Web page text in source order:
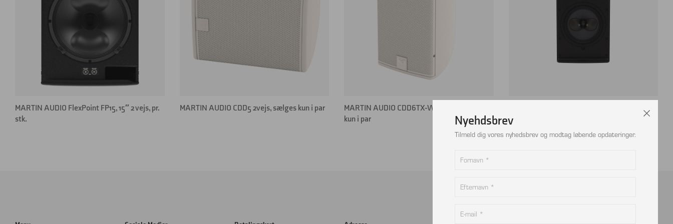
MARTIN AUDIO FlexPoint FP15, 15″ 2 vejs, pr.
stk.
MARTIN AUDIO CDD5 2vejs, sælges kun i par
MARTIN AUDIO CDD6TX-WR 2vejs, sælges
kun i par
MARTIN AUDIO CDD6 2vejs, sælges kun i par
Nyehdsbrev
Tilmeld dig vores nyhedsbrev og modtag løbende opdateringer.